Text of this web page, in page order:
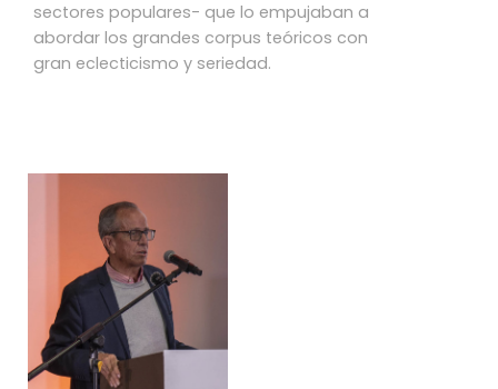
sectores populares- que lo empujaban a
abordar los grandes corpus teóricos con
gran eclecticismo y seriedad.